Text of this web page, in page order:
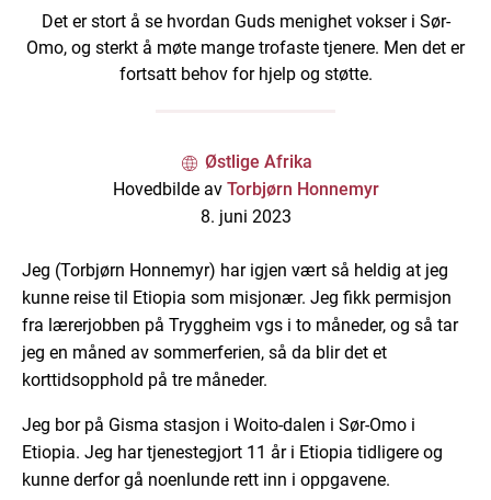
Det er stort å se hvordan Guds menighet vokser i Sør-
Omo, og sterkt å møte mange trofaste tjenere. Men det er
fortsatt behov for hjelp og støtte.
Østlige Afrika
Hovedbilde av Torbjørn Honnemyr
8. juni 2023
Jeg (Torbjørn Honnemyr) har igjen vært så heldig at jeg
kunne reise til Etiopia som misjonær. Jeg fikk permisjon
fra lærerjobben på Tryggheim vgs i to måneder, og så tar
jeg en måned av sommerferien, så da blir det et
korttidsopphold på tre måneder.
Jeg bor på Gisma stasjon i Woito-dalen i Sør-Omo i
Etiopia. Jeg har tjenestegjort 11 år i Etiopia tidligere og
kunne derfor gå noenlunde rett inn i oppgavene.